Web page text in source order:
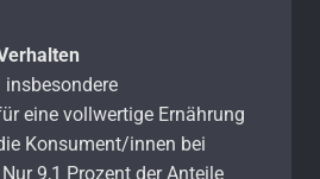
eine vollwertige Ernährung
Konsument/innen bei
9,1 Prozent der Anteile